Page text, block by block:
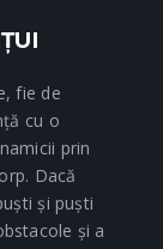
fie de
cu o
prin
Dacă
și puști
și a